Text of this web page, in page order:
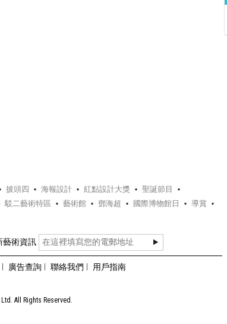
披頭四 海報設計 紅點設計大獎
聖誕節目
駁二藝術特區 藝術館 鄧海超 國際博物館日
導賞
藝術資訊
廣告查詢 聯絡我們 用戶指南
All Rights Reserved.